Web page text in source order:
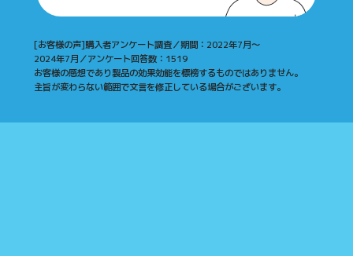
[お客様の声]購入者アンケート調査／期間：2022年7月～
2024年7月／アンケート回答数：1519
お客様の感想であり製品の効果効能を標榜するものではありません。
主旨が変わらない範囲で文言を修正している場合がございます。